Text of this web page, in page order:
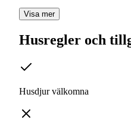
Visa mer
Husregler och
Husdjur välkomna